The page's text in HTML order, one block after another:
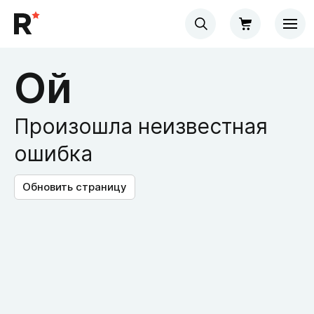
Ой
Произошла неизвестная
ошибка
Обновить страницу